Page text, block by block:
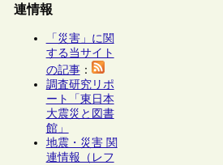
連情報
「災害」に関
する当サイト
の記事：
調査研究リポ
ート「東日本
大震災と図書
館」
地震・災害 関
連情報（レフ